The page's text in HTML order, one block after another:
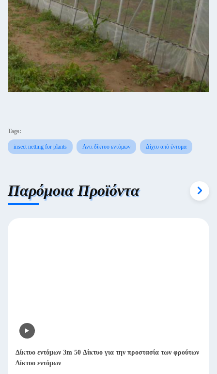
Tags:
insect netting for plants Αντι δίκτυο εντόμων Δίχτυ από έντομα
Παρόμοια Προϊόντα
Δίκτυο εντόμων 3m 50 Δίκτυο για την προστασία των φρούτων
Δίκτυο εντόμων